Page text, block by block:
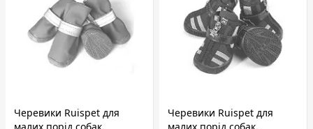
Черевики Ruispet для
Черевики Ruispet для